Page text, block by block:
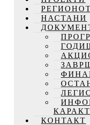
НАСТАНИ
КОНТАКТ